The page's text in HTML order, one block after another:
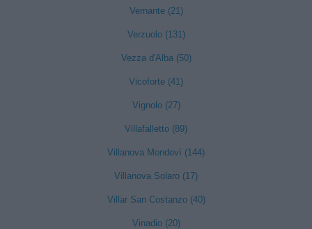
Vernante (21)
Verzuolo (131)
Vezza d'Alba (50)
Vicoforte (41)
Vignolo (27)
Villafalletto (89)
Villanova Mondovì (144)
Villanova Solaro (17)
Villar San Costanzo (40)
Vinadio (20)